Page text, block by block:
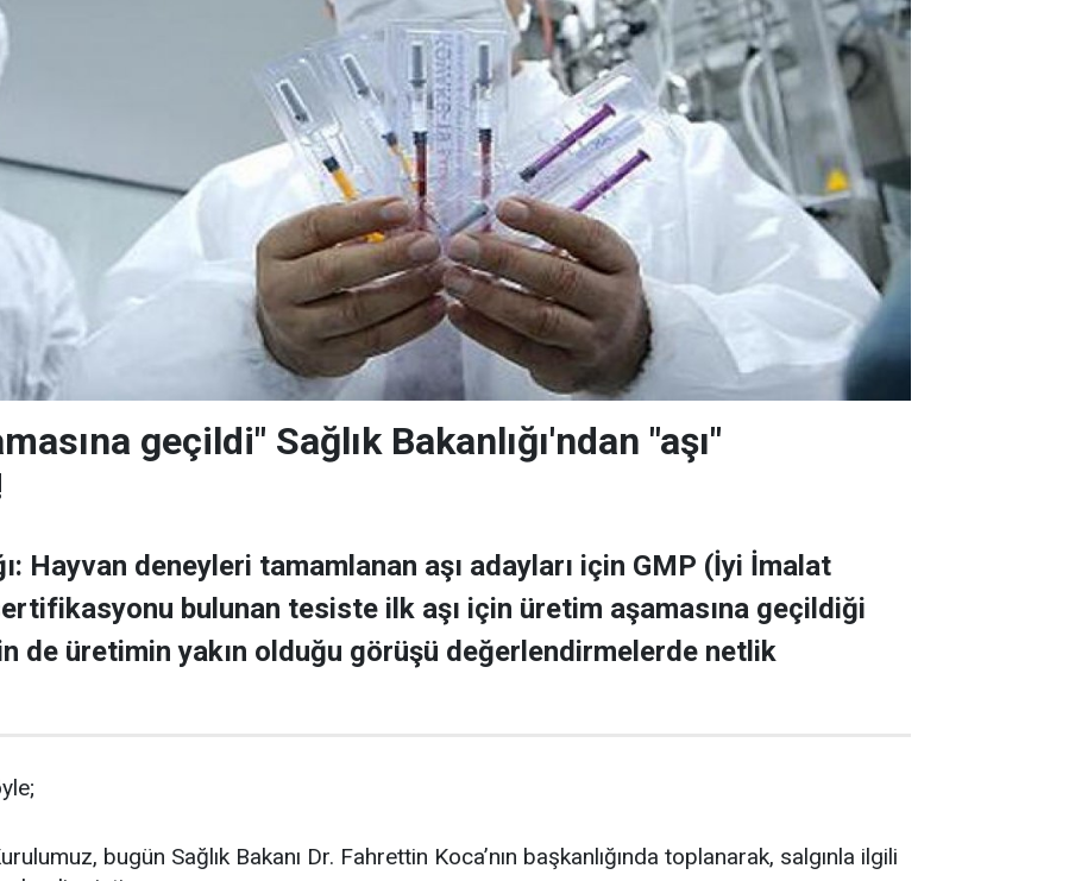
geçildi" Sağlık Bakanlığı'ndan "aşı"
Hayvan deneyleri tamamlanan aşı adayları için GMP (İyi İmalat
bulunan tesiste ilk aşı için üretim aşamasına geçildiği
de üretimin yakın olduğu görüşü değerlendirmelerde netlik
bugün Sağlık Bakanı Dr. Fahrettin Koca’nın başkanlığında toplanarak, salgınla ilgili